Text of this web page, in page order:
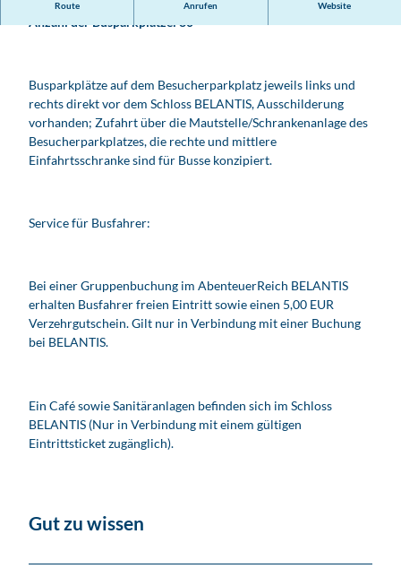
Route Anrufen Website
Parken am Freizeitpark BELANTIS
Anzahl der Busparkplätze: 80
Busparkplätze auf dem Besucherparkplatz jeweils links und
rechts direkt vor dem Schloss BELANTIS, Ausschilderung
vorhanden; Zufahrt über die Mautstelle/Schrankenanlage des
Besucherparkplatzes, die rechte und mittlere
Einfahrtsschranke sind für Busse konzipiert.
Service für Busfahrer:
Bei einer Gruppenbuchung im AbenteuerReich BELANTIS
erhalten Busfahrer freien Eintritt sowie einen 5,00 EUR
Verzehrgutschein. Gilt nur in Verbindung mit einer Buchung
bei BELANTIS.
Ein Café sowie Sanitäranlagen befinden sich im Schloss
BELANTIS (Nur in Verbindung mit einem gültigen
Eintrittsticket zugänglich).
Gut zu wissen